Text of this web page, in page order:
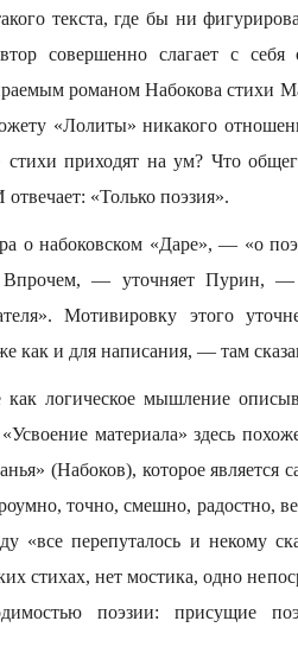
текста, где бы ни
совершенно слагает с себя
романом Набокова стихи
«Лолиты» никакого
приходят на ум? Что
«Только поэзия».
о набоковском «Даре», — «о
Впрочем, — уточняет Пурин,
Мотивировку этого
как и для написания, — там
логическое мышление
материала» здесь
(Набоков), которое является
точно, смешно, радостно,
«все перепуталось и некому
стихах, нет мостика, одно
поэзии: присущие